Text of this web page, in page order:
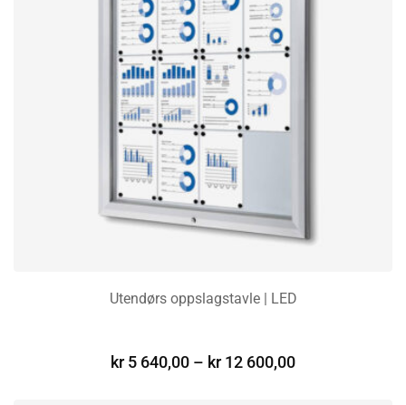
Utendørs oppslagstavle | LED
kr5 640,00 – kr12 600,00